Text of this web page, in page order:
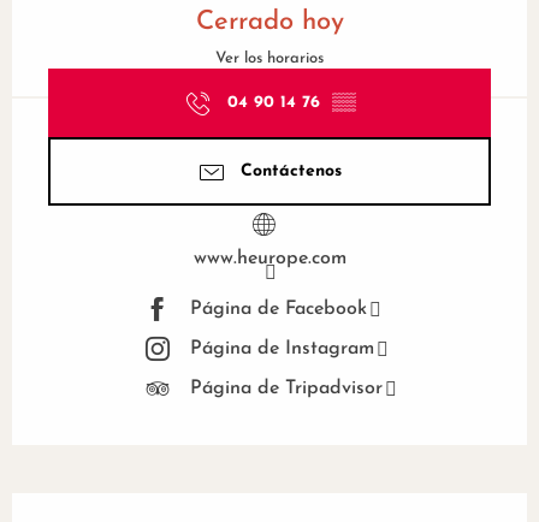
Cerrado hoy
Ver los horarios
04 90 14 76 ▒▒
Contáctenos
www.heurope.com
Página de Facebook
Página de Instagram
Página de Tripadvisor